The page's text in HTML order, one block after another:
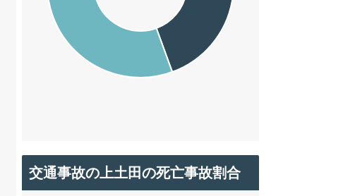
交通事故の上土田の死亡事故割合